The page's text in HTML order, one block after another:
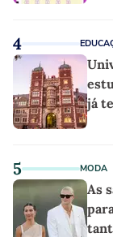
4
já
5 MODA
As